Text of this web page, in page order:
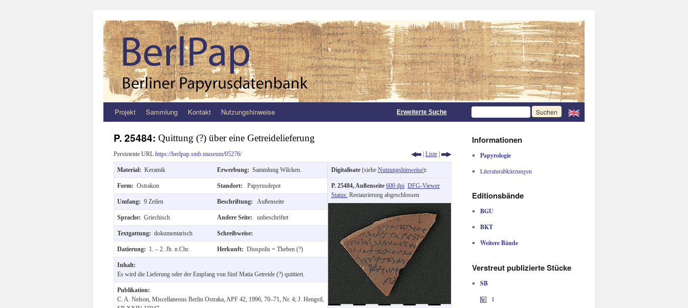
Zum
springen
Projekt Sammlung Kontakt Nutzungshinweise Erweiterte Suche
P. 25484: Quittung (?) über eine Getreidelieferung
Persistente URL https://berlpap.smb.museum/05276/ | Liste |
Material: Keramik Erwerbung: Sammlung Wilcken.
Form: Ostrakon Standort: Papyrusdepot
Umfang: 9 Zeilen Beschriftung: Außenseite
Sprache: Griechisch Andere Seite: unbeschriftet
Textgattung: dokumentarisch Schreibweise:
Datierung: 1. – 2. Jh. n.Chr. Herkunft: Diospolis = Theben (?)
Inhalt:
Es wird die Lieferung oder der Empfang von fünf Matia Getreide (?) quittiert.
Publikation:
C. A. Nelson, Miscellaneous Berlin Ostraka, APF 42, 1996, 70–71, Nr. 4; J. Hengstl,
Digitalisate (siehe Nutzungshinweise):
P. 25484, Außenseite 600 dpi DFG-Viewer
Status: Restaurierung abgeschlossen
Informationen
Papyrologie
Literaturabkürzungen
Editionsbände
BGU
BKT
Weitere Bände
Verstreut publizierte Stücke
SB
I